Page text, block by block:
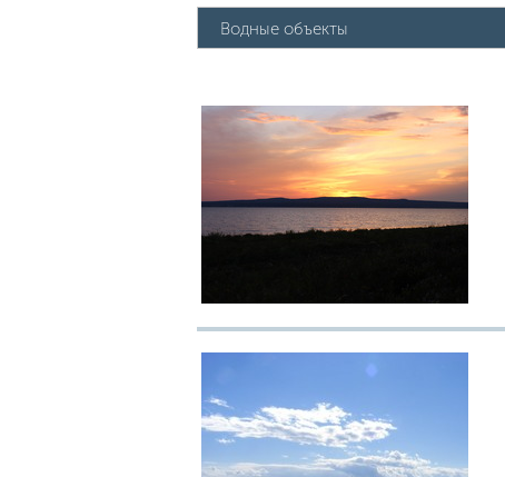
Водные объекты